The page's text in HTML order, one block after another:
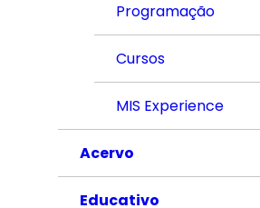
Programação
Cursos
MIS Experience
Acervo
Educativo